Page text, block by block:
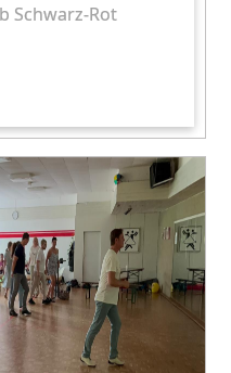
Schwarz-Rot